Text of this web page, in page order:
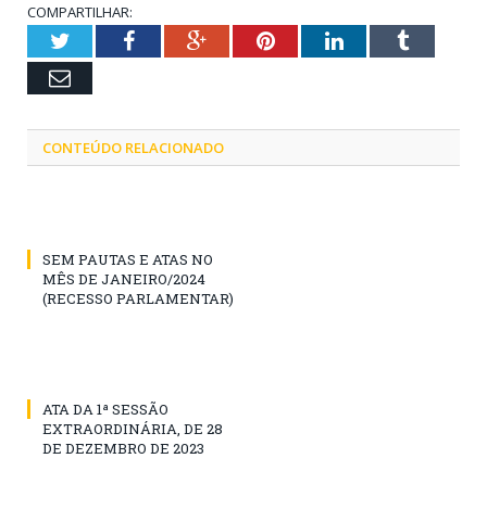
COMPARTILHAR:
TwitterFacebookGoogle+PinterestLinkedInTumblr
Email
CONTEÚDO RELACIONADO
SEM PAUTAS E ATAS NO
MÊS DE JANEIRO/2024
(RECESSO PARLAMENTAR)
ATA DA 1ª SESSÃO
EXTRAORDINÁRIA, DE 28
DE DEZEMBRO DE 2023